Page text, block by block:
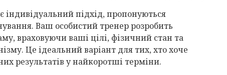
індивідуальний підхід, пропонуються
Ваш особистий тренер розробить
враховуючи ваші цілі, фізичний стан та
Це ідеальний варіант для тих, хто хоче
результатів у найкоротші терміни.